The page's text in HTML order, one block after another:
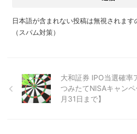
日本語が含まれない投稿は無視されます
（スパム対策）
大和証券 IPO当選確率
つみたてNISAキャン
月31日まで】